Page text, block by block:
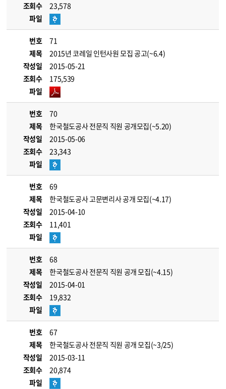
조회수
23,578
파일
번호
71
제목
2015년 코레일 인턴사원 모집 공고(~6.4)
작성일
2015-05-21
조회수
175,539
파일
번호
70
제목
한국철도공사 전문직 직원 공개모집(~5.20)
작성일
2015-05-06
조회수
23,343
파일
번호
69
제목
한국철도공사 고문변리사 공개 모집(~4.17)
작성일
2015-04-10
조회수
11,401
파일
번호
68
제목
한국철도공사 전문직 직원 공개 모집(~4.15)
작성일
2015-04-01
조회수
19,832
파일
번호
67
제목
한국철도공사 전문직 직원 공개 모집(~3/25)
작성일
2015-03-11
조회수
20,874
파일